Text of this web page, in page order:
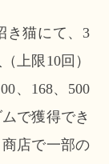
き猫にて、3
上限10回）
、168、500
で獲得でき
店で一部の